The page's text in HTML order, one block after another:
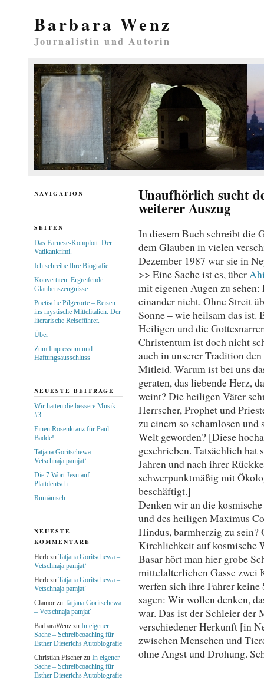
Barbara Wenz
Journalistin und Autorin
Unaufhörlich sucht
weiterer Auszug
In diesem Buch schreibt die
dem Glauben in vielen
Dezember 1987 war sie in
>> Eine Sache ist es, über
mit eigenen Augen zu
einander nicht. Ohne Streit
Sonne – wie heilsam das
Heiligen und die
Christentum ist doch nicht
auch in unserer Tradition
Mitleid. Warum ist bei uns
geraten, das liebende Herz,
weint? Die heiligen Väter
Herrscher, Prophet und
zu einem so schamlosen
Welt geworden? [Diese
geschrieben. Tatsächlich hat
Jahren und nach ihrer
schwerpunktmäßig mit
beschäftigt.]
Denken wir an die
und des heiligen Maximus
Hindus, barmherzig zu sein?
Kirchlichkeit auf kosmische
Basar hört man hier grobe
mittelalterlichen Gasse zwei
werfen sich ihre Fahrer
sagen: Wir wollen denken,
war. Das ist der Schleier der
verschiedener Herkunft [in
zwischen Menschen und
ohne Angst und Drohung.
NAVIGATION
SEITEN
Das Farnese-Komplott. Der
Vatikankrimi.
Ich schreibe Ihre Biografie
Konvertiten. Ergreifende
Glaubenszeugnisse
Poetische Pilgerorte – Reisen
ins mystische Mittelitalien. Der
literarische Reiseführer.
Über
Zum Impressum und
Haftungsausschluss
NEUESTE BEITRÄGE
Wir hatten die bessere Musik
#3
Einen Rosenkranz für Paul
Badde!
Tatjana Goritschewa –
Vetschnaja pamjat‘
Die 7 Wort Jesu auf
Plattdeutsch
Rumänisch
NEUESTE
KOMMENTARE
Herbzu Tatjana Goritschewa –
Vetschnaja pamjat‘
Herbzu Tatjana Goritschewa –
Vetschnaja pamjat‘
Clamorzu Tatjana Goritschewa
– Vetschnaja pamjat‘
BarbaraWenzzu In eigener
Sache – Schreibcoaching für
Esther Dieterichs Autobiografie
Christian Fischerzu In eigener
Sache – Schreibcoaching für
Esther Dieterichs Autobiografie